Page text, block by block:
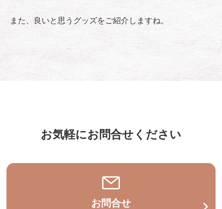
また、良いと思うグッズをご紹介しますね。
お気軽にお問合せください
お問合せ